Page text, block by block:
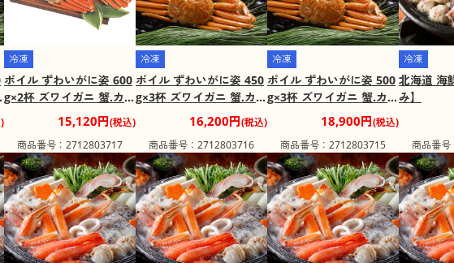
冷凍
ボイル ずわいがに姿 600
g×2杯 ズワイガニ 蟹.カニ
かに【送料込み】
15,120円(税込)
商品番号：2712803717
冷凍
ボイル ずわいがに姿 450
g×3杯 ズワイガニ 蟹.カニ
かに【送料込み】
16,200円(税込)
商品番号：2712803716
冷凍
ボイル ずわいがに姿 500
g×3杯 ズワイガニ 蟹.カニ
かに【送料込み】
18,900円(税込)
商品番号：2712803715
冷凍
北海道 海
み】
商品番